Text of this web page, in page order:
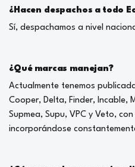
¿Hacen despachos a todo
Sí, despachamos a nivel
¿Qué marcas manejan?
Actualmente tenemos
Cooper, Delta, Finder, Incable,
Supmea, Supu, VPC y Veto,
incorporándose